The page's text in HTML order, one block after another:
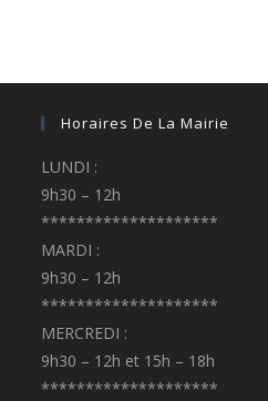
Horaires De La Mairie
LUNDI :
9h30 – 12h
********************
MARDI :
9h30 – 12h
********************
MERCREDI :
9h30 – 12h et 15h – 18h
********************